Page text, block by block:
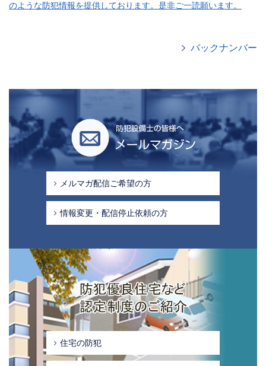
のような防犯情報を提供しております。是非ご一読願います。
バックナンバー
メールマガジン
メルマガ配信ご希望の方
情報変更・配信停止依頼の方
メールマガジン
住宅の防犯